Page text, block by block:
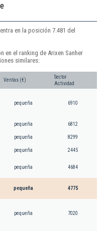
en la posición 7.481 del
en el ranking de Arixen Sanher
similares:
Ventas (€)
Sector
Actividad
pequeña 6910
pequeña 6812
pequeña 8299
pequeña 2445
pequeña 4684
pequeña 4775
pequeña 7020